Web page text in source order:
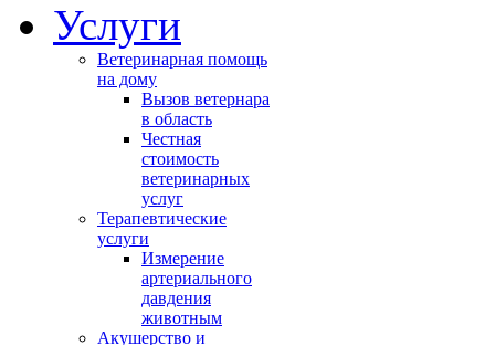
Услуги
Ветеринарная помощь
на дому
Вызов ветернара
в область
Честная
стоимость
ветеринарных
услуг
Терапевтические
услуги
Измерение
артериального
давдения
животным
Акушерство и